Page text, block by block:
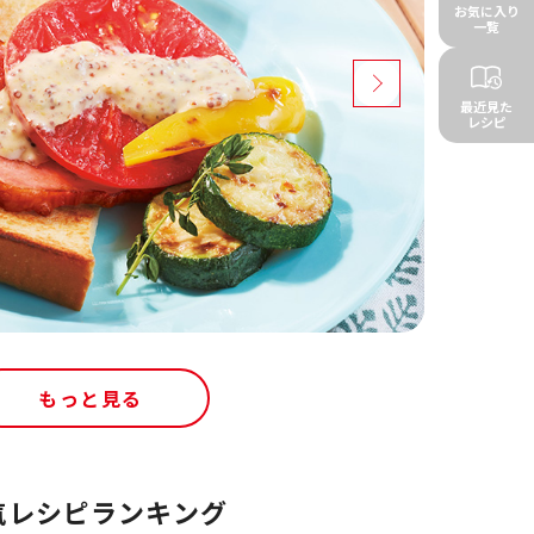
もっと見る
シピランキング
お気に入り
一覧
最近見た
レシピ